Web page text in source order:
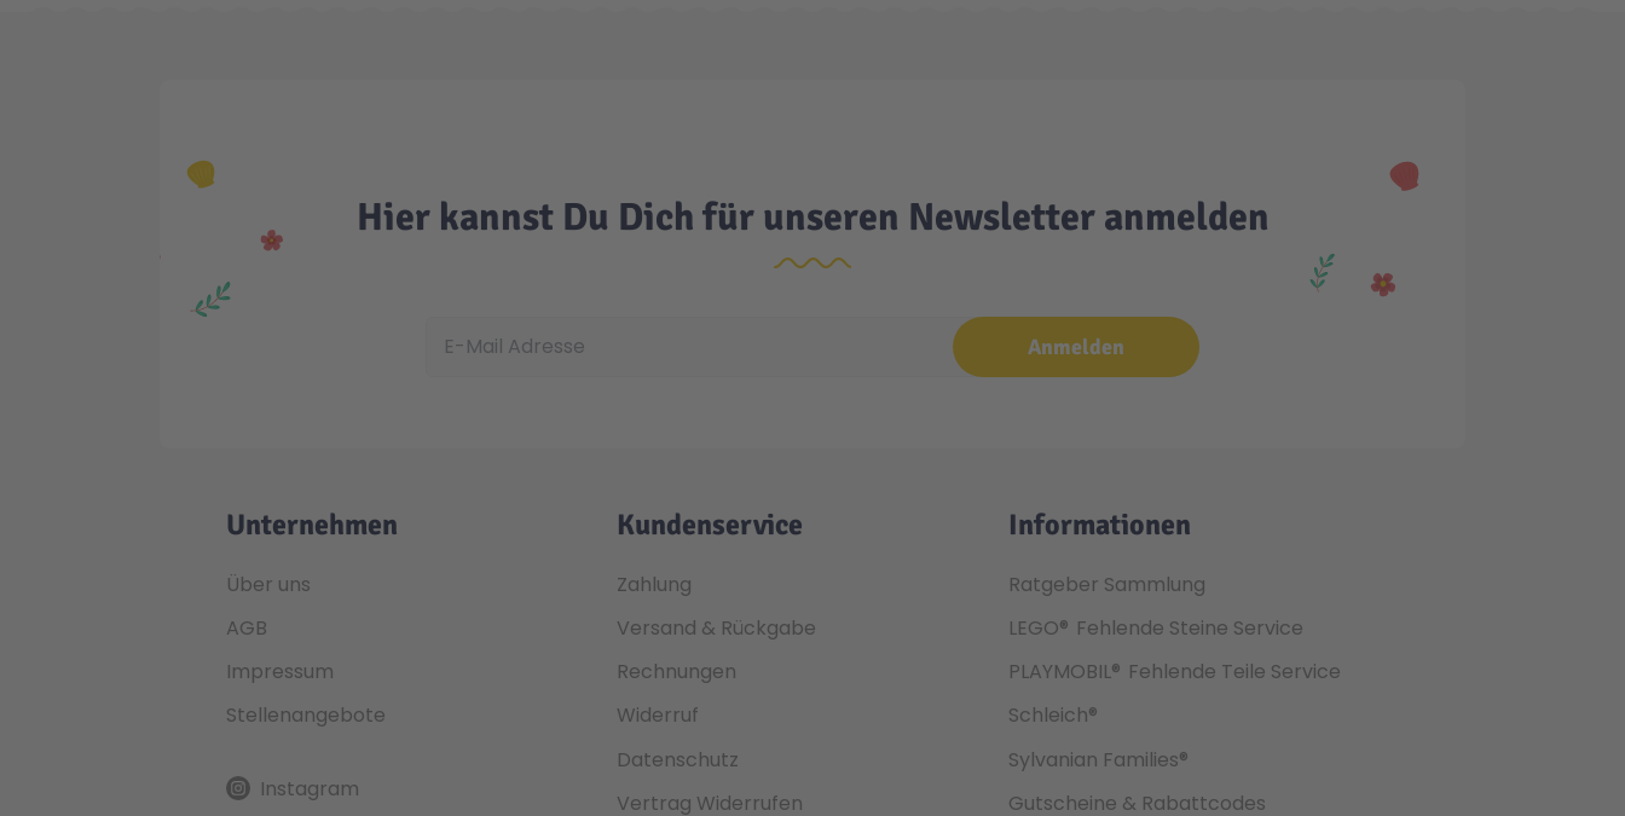
Hier kannst Du Dich für unseren Newsletter anmelden
Anmelden
Unternehmen
Über uns
AGB
Impressum
Stellenangebote
Instagram
Kundenservice
Zahlung
Versand & Rückgabe
Rechnungen
Widerruf
Datenschutz
Vertrag Widerrufen
Informationen
Ratgeber Sammlung
LEGO® Fehlende Steine Service
PLAYMOBIL® Fehlende Teile Service
Schleich®
Sylvanian Families®
Gutscheine & Rabattcodes